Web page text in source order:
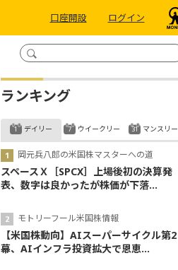
口座開設 ログイン
ランキング
デイリー
岡元兵八郎の米国株マスターへの道
スペースＸ［SPCX］上場後初の決算発
表、数字は良かったが株価が下落...
モトリーフール米国株情報
【米国株動向】AIスーパーサイクル第2
幕、AIインフラ投資拡大で恩恵...
ウイークリー マンスリー